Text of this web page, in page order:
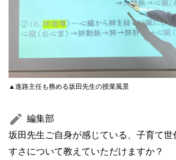
▲進路主任も務める坂田先生の授業風景
編集部
坂田先生ご自身が感じている、子育て
すさについて教えていただけますか？